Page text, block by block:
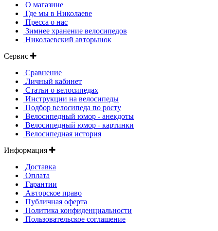
О магазине
Где мы в Николаеве
Пресса о нас
Зимнее хранение велосипедов
Николаевский авторынок
Сервис
Сравнение
Личный кабинет
Статьи о велосипедах
Инструкции на велосипеды
Подбор велосипеда по росту
Велосипедный юмор - анекдоты
Велосипедный юмор - картинки
Велосипедная история
Информация
Доставка
Оплата
Гарантии
Авторское право
Публичная оферта
Политика конфиденциальности
Пользовательское соглашение